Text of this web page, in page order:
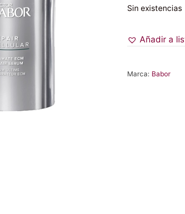
Sin existencias
Añadir a
Marca: Babor